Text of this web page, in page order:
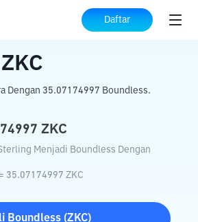
Daftar
Kripto ke ZKC
ZKC
Dengan 35.07174997 Boundless.
ZKC
Menjadi Boundless Dengan
= 35.07174997 ZKC
Boundless(ZKC)